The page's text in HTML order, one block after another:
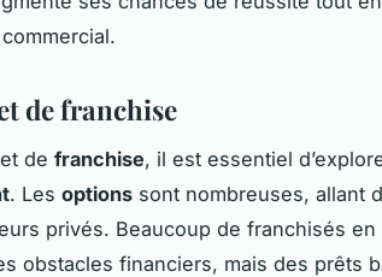
de franchise
de franchise, il est essentiel
. Les options sont nombreuses, allant
privés. Beaucoup de franchisés en
obstacles financiers, mais des prêts